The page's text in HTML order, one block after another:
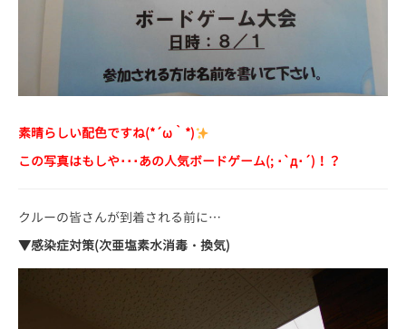
素晴らしい配色ですね(*´ω｀*)
この写真はもしや･･･あの人気ボードゲーム(; ･`д･´)！？
クルーの皆さんが到着される前に…
▼感染症対策(次亜塩素水消毒・換気)